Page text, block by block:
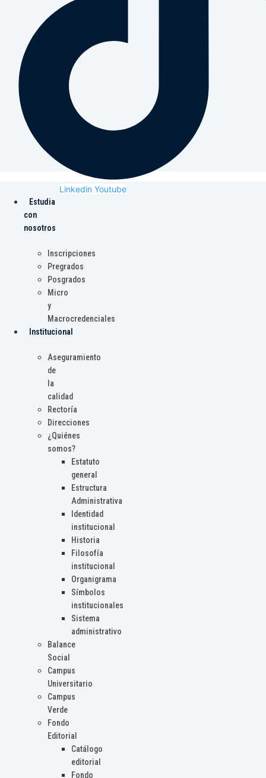
Linkedin Youtube
Estudia
con
nosotros
Inscripciones
Pregrados
Posgrados
Micro
y
Macrocredenciales
Institucional
Aseguramiento
de
la
calidad
Rectoría
Direcciones
¿Quiénes
somos?
Estatuto
general
Estructura
Administrativa
Identidad
institucional
Historia
Filosofía
institucional
Organigrama
Símbolos
institucionales
Sistema
administrativo
Balance
Social
Campus
Universitario
Campus
Verde
Fondo
Editorial
Catálogo
editorial
Fondo